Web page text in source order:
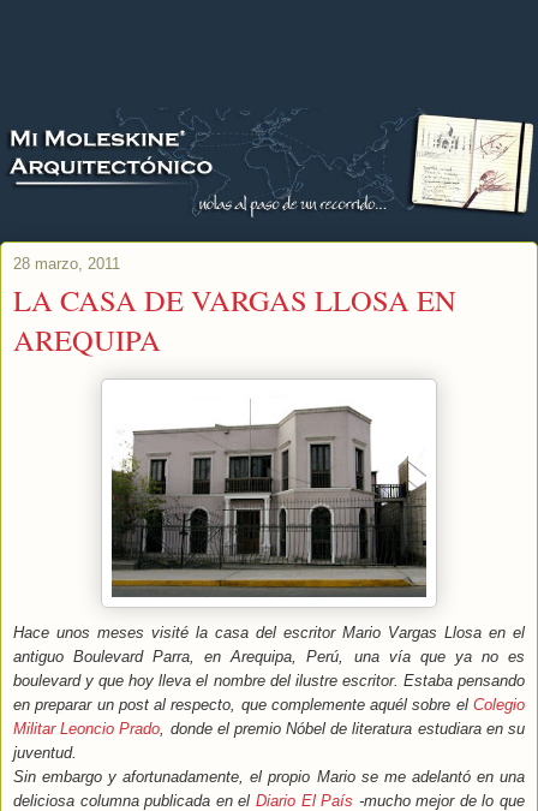
28 marzo, 2011
LA CASA DE VARGAS LLOSA EN
AREQUIPA
Hace unos meses visité la casa del escritor Mario Vargas Llosa en el
antiguo Boulevard Parra, en Arequipa, Perú, una vía que ya no es
boulevard y que hoy lleva el nombre del ilustre escritor. Estaba pensando
en preparar un post al respecto, que complemente aquél sobre el Colegio
Militar Leoncio Prado , donde el premio Nóbel de literatura estudiara en su
juventud.
Sin embargo y afortunadamente, el propio Mario se me adelantó en una
deliciosa columna publicada en el Diario El País -mucho mejor de lo que